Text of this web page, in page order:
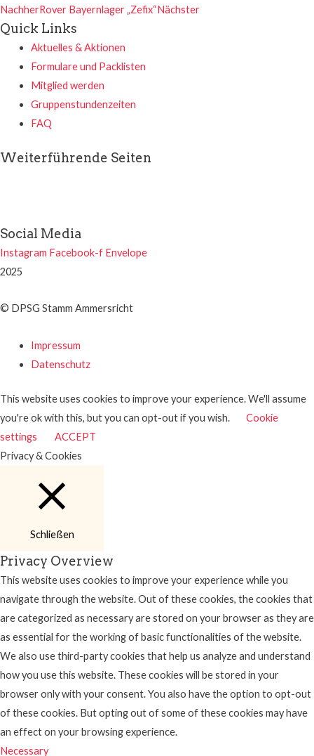
NachherRover Bayernlager „Zefix“Nächster
Quick Links
Aktuelles & Aktionen
Formulare und Packlisten
Mitglied werden
Gruppenstundenzeiten
FAQ
Weiterführende Seiten
Social Media
Instagram Facebook-f Envelope
2025
© DPSG Stamm Ammersricht
Impressum
Datenschutz
This website uses cookies to improve your experience. We'll assume
you're ok with this, but you can opt-out if you wish.
Cookie
settings
ACCEPT
Privacy & Cookies
Schließen
Privacy Overview
This website uses cookies to improve your experience while you
navigate through the website. Out of these cookies, the cookies that
are categorized as necessary are stored on your browser as they are
as essential for the working of basic functionalities of the website.
We also use third-party cookies that help us analyze and understand
how you use this website. These cookies will be stored in your
browser only with your consent. You also have the option to opt-out
of these cookies. But opting out of some of these cookies may have
an effect on your browsing experience.
Necessary